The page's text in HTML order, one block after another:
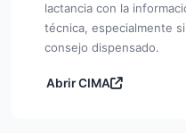
lactancia con la
técnica, especialmente
consejo dispensado.
Abrir CIMA